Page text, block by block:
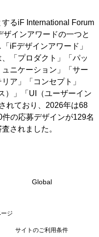
るiF International Forum
インアワードの一つと
iFデザインアワード」
「プロダクト」「パッ
ニケーション」「サー
ア」「コンセプト」
）」「UI（ユーザーイン
れており、2026年は68
の応募デザインが129名
されました。
Global
ジ
サイトのご利用条件